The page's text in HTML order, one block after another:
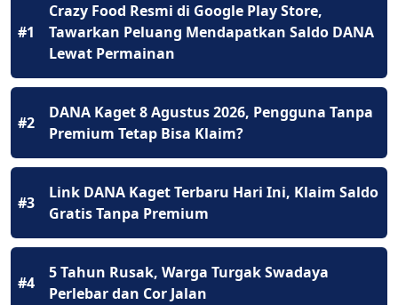
#1
Crazy Food Resmi di Google Play Store,
Tawarkan Peluang Mendapatkan Saldo DANA
Lewat Permainan
#2
DANA Kaget 8 Agustus 2026, Pengguna Tanpa
Premium Tetap Bisa Klaim?
#3
Link DANA Kaget Terbaru Hari Ini, Klaim Saldo
Gratis Tanpa Premium
#4
5 Tahun Rusak, Warga Turgak Swadaya
Perlebar dan Cor Jalan